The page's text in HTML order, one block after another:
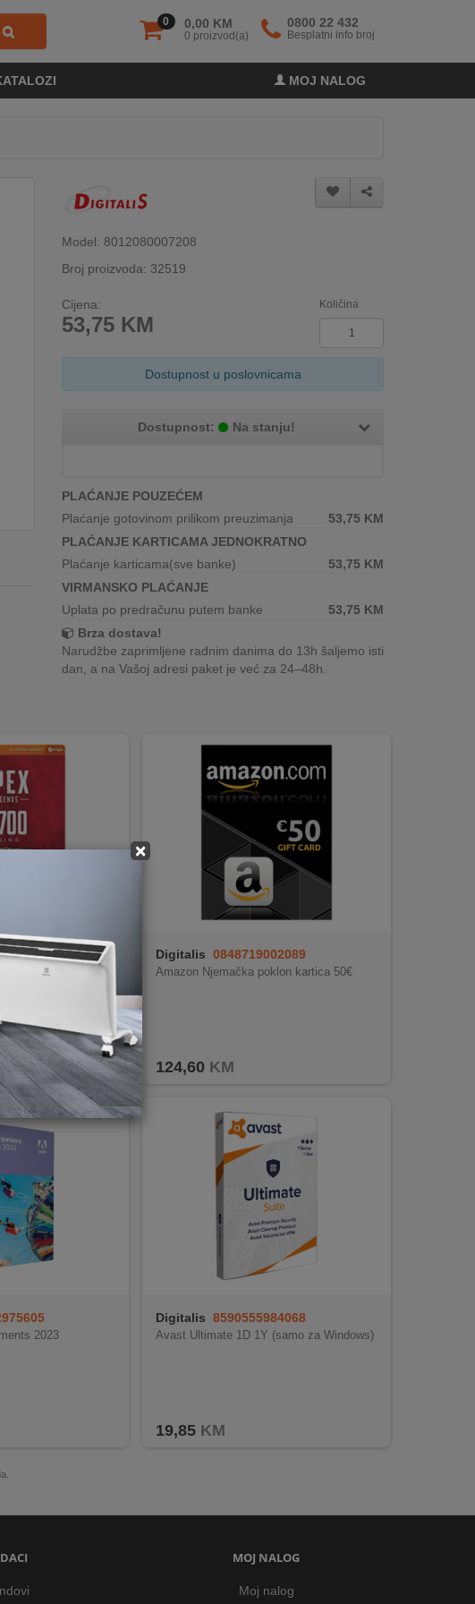
0 0,00 KM
0 proizvod(a)
0800 22 432
Besplatni info broj
MOJ NALOG
×
Model: 8012080007208
Broj proizvoda: 32519
Cijena:
53,75 KM
Količina
Dostupnost u poslovnicama
Dostupnost: Na stanju!
PLAĆANJE POUZEĆEM
Plaćanje gotovinom prilikom preuzimanja
53,75 KM
PLAĆANJE KARTICAMA JEDNOKRATNO
Plaćanje karticama(sve banke)
53,75 KM
VIRMANSKO PLAĆANJE
Uplata po predračunu putem banke
53,75 KM
Brza dostava!
Narudžbe zaprimljene radnim danima do 13h šaljemo isti
dan, a na Vašoj adresi paket je već za 24–48h.
kovanica porijekla iz
Digitalis 0848719002089
Amazon Njemačka poklon kartica 50€
124,60 KM
2023
Digitalis 8590555984068
Avast Ultimate 1D 1Y (samo za Windows)
19,85 KM
MOJ NALOG
Moj nalog